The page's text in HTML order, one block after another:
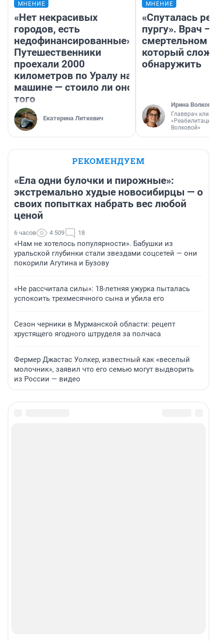
МНЕНИЕ
«Нет некрасивых
городов, есть
недофинансированные».
Путешественники
проехали 2000
километров по Уралу на
машине — стоило ли оно
того
Екатерина Литкевич
МНЕНИЕ
«Спуталась
пургу». Врач —
смертельном
который
обнаружить
Ирина Волкова
Главврач
«Реабилитация
Волковой»
РЕКОМЕНДУЕМ
«Ела одни булочки и пирожные»:
экстремально худые новосибирцы — о
своих попытках набрать вес любой
ценой
6 часов 4 509 18
«Нам не хотелось популярности». Бабушки из
уральской глубинки стали звездами соцсетей — они
покорили Агутина и Бузову
«Не рассчитала силы»: 18-летняя ужурка пыталась
успокоить трехмесячного сына и убила его
Сезон черники в Мурманской области: рецепт
хрустящего ягодного штруделя за полчаса
Фермер Джастас Уолкер, известный как «веселый
молочник», заявил что его семью могут выдворить
из России — видео